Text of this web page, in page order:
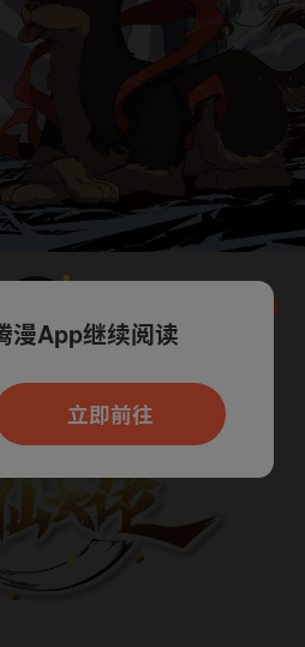
阅读，可打开App新用
7天免费看
漫App继续阅读
立即前往